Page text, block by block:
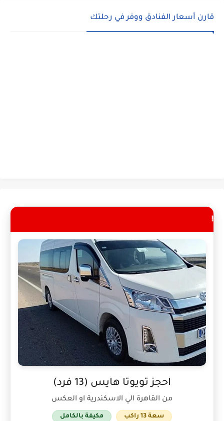
قارن أسعار الفنادق ووفر في رحلتك
احجز تويوتا هايس (13 فرد)
من القاهرة الي الاسكندرية او العكس
سعة 13 راكب مكيفة بالكامل